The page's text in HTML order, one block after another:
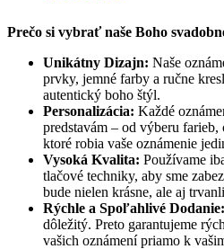
Prečo si vybrať naše Boho
Unikátny Dizajn: Naše
prvky, jemné farby a ručne
autentický boho štýl.
Personalizácia: Každé
predstavám – od výberu
ktoré robia vaše oznámenie
Vysoká Kvalita: Používame
tlačové techniky, aby sme
bude nielen krásne, ale aj
Rýchle a Spoľahlivé Dodanie:
dôležitý. Preto garantujeme
vašich oznámení priamo k